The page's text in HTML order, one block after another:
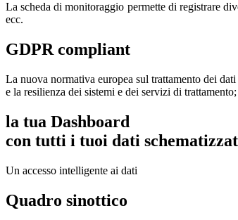
La scheda di monitoraggio permette di registrare
ecc.
GDPR compliant
La nuova normativa europea sul trattamento dei
e la resilienza dei sistemi e dei servizi di
la tua Dashboard
con tutti i tuoi dati
Un accesso intelligente ai dati
Quadro sinottico